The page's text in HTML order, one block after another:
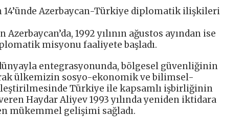
14’ünde Azerbaycan-Türkiye diplomatik ilişkileri
1992 yılının ağustos ayından ise
misyonu faaliyete başladı.
entegrasyonunda, bölgesel güvenliğinin
ülkemizin sosyo-ekonomik ve bilimsel-
Türkiye ile kapsamlı işbirliğinin
Haydar Aliyev 1993 yılında yeniden iktidara
mükemmel gelişimi sağladı.